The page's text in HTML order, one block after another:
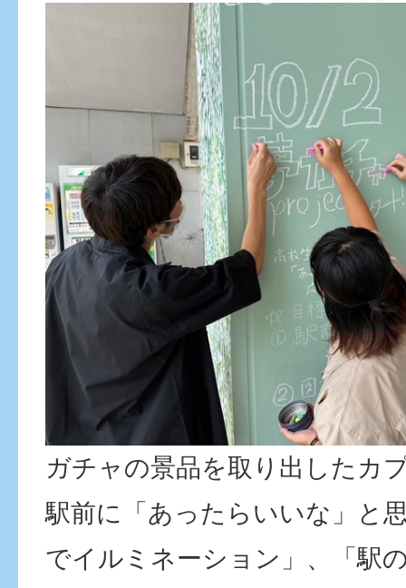
ガチャの景品を取り出したカ
駅前に「あったらいいな」と
でイルミネーション」、「駅